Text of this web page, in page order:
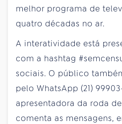
melhor programa de
quatro décadas no ar.
A interatividade está
com a hashtag
sociais. O público
pelo WhatsApp (21)
apresentadora da roda
comenta as mensagens,